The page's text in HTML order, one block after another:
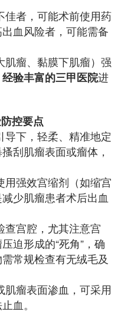
佳者，可能术前使用药
血风险者，可能需备
肌瘤、黏膜下肌瘤）强
验丰富的三甲医院进
控要点
导下，轻柔、精准地定
刮肌瘤表面或瘤体，
用强效宫缩剂（如缩宫
少肌瘤患者术后出血
查宫腔，尤其注意宫
迫形成的“死角”，确
常规检查有无绒毛及
肌瘤表面渗血，可采用
血。